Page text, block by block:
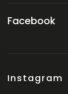
Facebook
Instagram